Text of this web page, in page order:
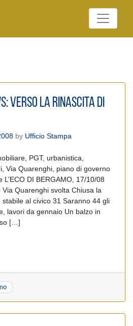
Federazione Italiana
VERSO LA RINASCITA DI
by Ufficio Stampa
PGT, urbanistica,
Via Quarenghi, piano di governo
DI BERGAMO, 17/10/08
Quarenghi svolta Chiusa la
al civico 31 Saranno 44 gli
lavori da gennaio Un balzo in
[…]